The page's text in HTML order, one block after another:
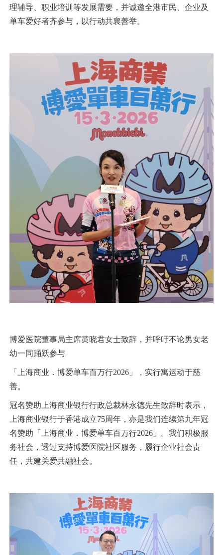
理辅导、职业培训等发展需要，并诚邀全港市民、企业及
单车爱好者齐参与，以行动共襄善举。
博爱医院董事局主席黄晓君女士致辞，并呼吁不论男女老
幼一同踊跃参与
「上海商业．博爱单车百万行2026」，实行寓运动于慈
善。
冠名赞助上海商业银行行政总裁林永德先生致辞时表示，
上海商业银行于香港成立75周年，亦是我们连续第九年冠
名赞助「上海商业．博爱单车百万行2026」。我们积极服
务社会，透过支持博爱医院社区服务，履行企业社会责
任，共建关爱共融社会。